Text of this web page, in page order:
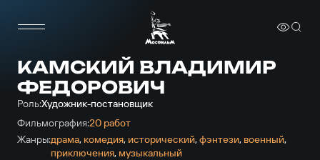
КАМСКИЙ ВЛАДИМИР
ФЕДОРОВИЧ
Роль:Художник-постановщик
Фильмография:20 работ
Жанры:драма, комедия, исторический,фэнтези, военный,
приключе­ния, музыкальный